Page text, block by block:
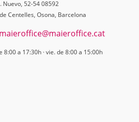
Nuevo, 52-54 08592
Centelles, Osona, Barcelona
maieroffice@maieroffice.cat
8:00 a 17:30h · vie. de 8:00 a 15:00h